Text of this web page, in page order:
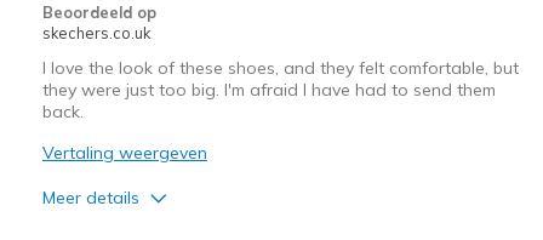
Special Occasions
Travel
Width
Sizing
Feels true to size
Beoordeeld op
skechers.co.uk
I love the look of these shoes, and they felt comfortable, but
they were just too big. I'm afraid I have had to send them
back.
Vertaling weergeven
Meer details